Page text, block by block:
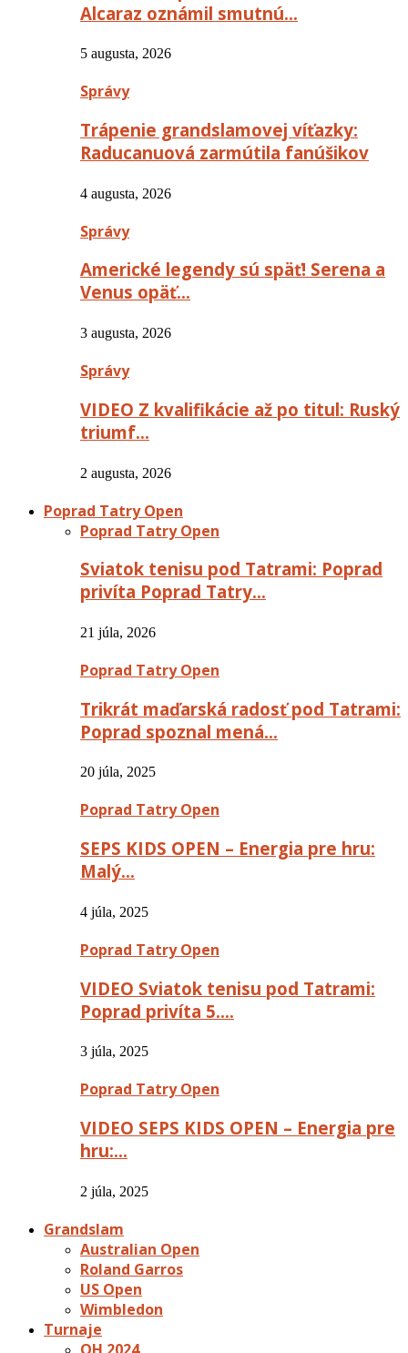
Alcaraz oznámil smutnú…
5 augusta, 2026
Správy
Trápenie grandslamovej víťazky:
Raducanuová zarmútila fanúšikov
4 augusta, 2026
Správy
Americké legendy sú späť! Serena a
Venus opäť…
3 augusta, 2026
Správy
VIDEO Z kvalifikácie až po titul: Ruský
triumf…
2 augusta, 2026
Poprad Tatry Open
Poprad Tatry Open
Sviatok tenisu pod Tatrami: Poprad
privíta Poprad Tatry…
21 júla, 2026
Poprad Tatry Open
Trikrát maďarská radosť pod Tatrami:
Poprad spoznal mená…
20 júla, 2025
Poprad Tatry Open
SEPS KIDS OPEN – Energia pre hru:
Malý…
4 júla, 2025
Poprad Tatry Open
VIDEO Sviatok tenisu pod Tatrami:
Poprad privíta 5….
3 júla, 2025
Poprad Tatry Open
VIDEO SEPS KIDS OPEN – Energia pre
hru:…
2 júla, 2025
Grandslam
Australian Open
Roland Garros
US Open
Wimbledon
Turnaje